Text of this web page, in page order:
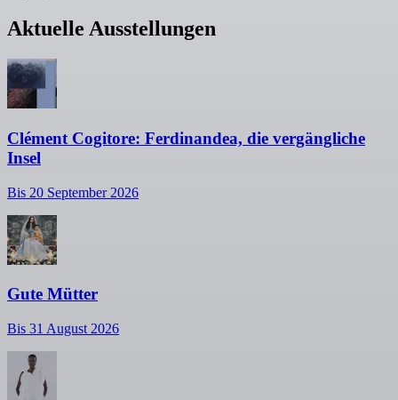
Aktuelle Ausstellungen
Clément Cogitore: Ferdinandea, die vergängliche
Insel
Bis 20 September 2026
Gute Mütter
Bis 31 August 2026